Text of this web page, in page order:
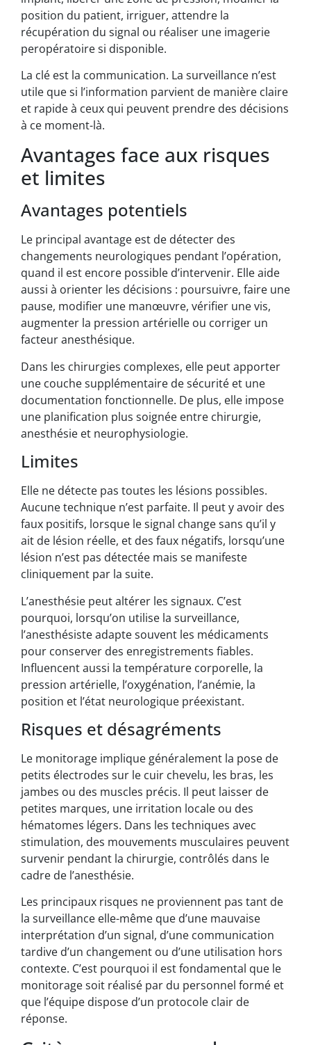
position du patient, irriguer, attendre la
récupération du signal ou réaliser une imagerie
peropératoire si disponible.
La clé est la communication. La surveillance n’est
utile que si l’information parvient de manière claire
et rapide à ceux qui peuvent prendre des décisions
à ce moment-là.
Avantages face aux risques
et limites
Avantages potentiels
Le principal avantage est de détecter des
changements neurologiques pendant l’opération,
quand il est encore possible d’intervenir. Elle aide
aussi à orienter les décisions : poursuivre, faire une
pause, modifier une manœuvre, vérifier une vis,
augmenter la pression artérielle ou corriger un
facteur anesthésique.
Dans les chirurgies complexes, elle peut apporter
une couche supplémentaire de sécurité et une
documentation fonctionnelle. De plus, elle impose
une planification plus soignée entre chirurgie,
anesthésie et neurophysiologie.
Limites
Elle ne détecte pas toutes les lésions possibles.
Aucune technique n’est parfaite. Il peut y avoir des
faux positifs, lorsque le signal change sans qu’il y
ait de lésion réelle, et des faux négatifs, lorsqu’une
lésion n’est pas détectée mais se manifeste
cliniquement par la suite.
L’anesthésie peut altérer les signaux. C’est
pourquoi, lorsqu’on utilise la surveillance,
l’anesthésiste adapte souvent les médicaments
pour conserver des enregistrements fiables.
Influencent aussi la température corporelle, la
pression artérielle, l’oxygénation, l’anémie, la
position et l’état neurologique préexistant.
Risques et désagréments
Le monitorage implique généralement la pose de
petits électrodes sur le cuir chevelu, les bras, les
jambes ou des muscles précis. Il peut laisser de
petites marques, une irritation locale ou des
hématomes légers. Dans les techniques avec
stimulation, des mouvements musculaires peuvent
survenir pendant la chirurgie, contrôlés dans le
cadre de l’anesthésie.
Les principaux risques ne proviennent pas tant de
la surveillance elle-même que d’une mauvaise
interprétation d’un signal, d’une communication
tardive d’un changement ou d’une utilisation hors
contexte. C’est pourquoi il est fondamental que le
monitorage soit réalisé par du personnel formé et
que l’équipe dispose d’un protocole clair de
réponse.